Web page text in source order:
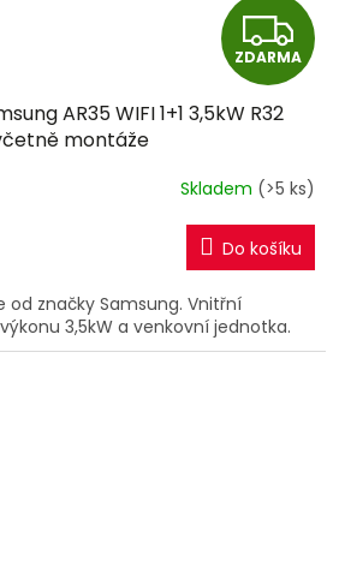
Z
D
R
M
A
ZDARMA
AR35 WIFI 1+1 3,5kW R32
montáže
Skladem (>5 ks)
Do košíku
od značky Samsung. Vnitřní
3,5kW a venkovní jednotka.